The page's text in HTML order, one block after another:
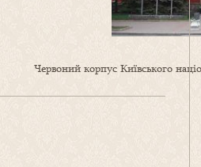
Червоний корпус Київського